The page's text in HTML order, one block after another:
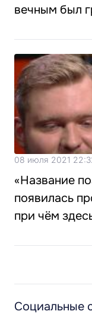
вечным был
08 июля 2021
«Название
появилась
при чём
Социальные